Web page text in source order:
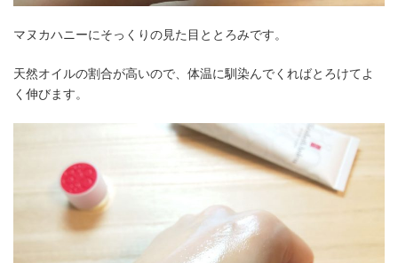
マヌカハニーにそっくりの見た目ととろみです。
天然オイルの割合が高いので、体温に馴染んでくればとろけてよ
く伸びます。